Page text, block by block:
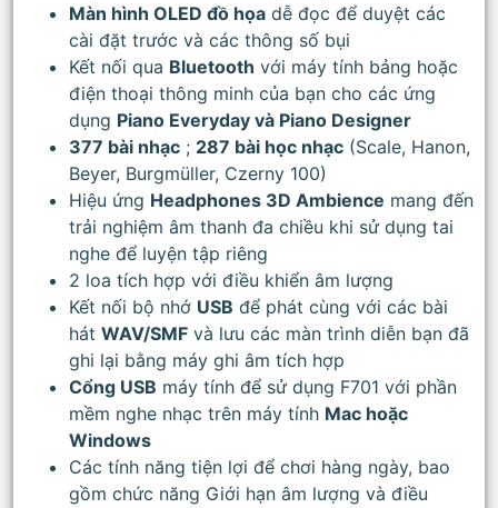
Màn hình OLED đồ họa dễ đọc để duyệt các
cài đặt trước và các thông số bụi
Kết nối qua Bluetooth với máy tính bảng hoặc
điện thoại thông minh của bạn cho các ứng
dụng Piano Everyday và Piano Designer
377 bài nhạc ; 287 bài học nhạc (Scale, Hanon,
Beyer, Burgmüller, Czerny 100)
Hiệu ứng Headphones 3D Ambience mang đến
trải nghiệm âm thanh đa chiều khi sử dụng tai
nghe để luyện tập riêng
2 loa tích hợp với điều khiển âm lượng
Kết nối bộ nhớ USB để phát cùng với các bài
hát WAV/SMF và lưu các màn trình diễn bạn đã
ghi lại bằng máy ghi âm tích hợp
Cổng USB máy tính để sử dụng F701 với phần
mềm nghe nhạc trên máy tính Mac hoặc
Windows
Các tính năng tiện lợi để chơi hàng ngày, bao
gồm chức năng Giới hạn âm lượng và điều